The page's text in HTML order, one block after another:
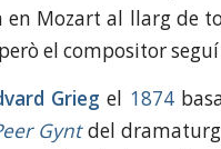
Mozart al llarg de
el compositor seguí
Grieg el 1874
Gyntdel